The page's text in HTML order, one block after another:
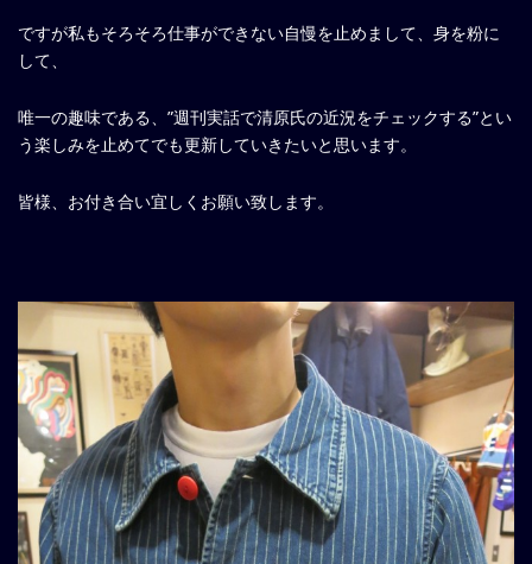
ですが私もそろそろ仕事ができない自慢を止めまして、身を粉に
して、
唯一の趣味である、”週刊実話で清原氏の近況をチェックする”とい
う楽しみを止めてでも更新していきたいと思います。
皆様、お付き合い宜しくお願い致します。